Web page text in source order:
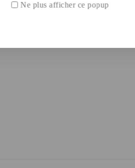
Ne plus afficher ce popup